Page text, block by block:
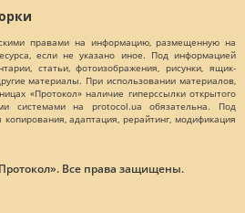
правами на информацию, размещенную на
если не указано иное. Под информацией
статьи, фотоизображения, рисунки, ящик-
материалы. При использовании материалов,
«Протокол» наличие гиперссылки открытого
системами на protocol.ua обязательна. Под
адаптация, рерайтинг, модификация
Все права защищены.